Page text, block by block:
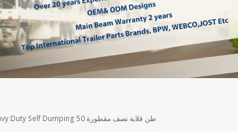
Malay
ภาษา
بالعربية
Türkçe 35cbm 3 Axle Heavy Duty Self Dumping 50 طن قلابة نصف مقطورة